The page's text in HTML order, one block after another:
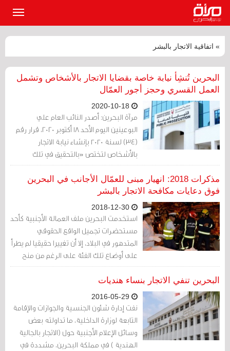
» اتفاقية الاتجار بالبشر
البحرين تُنشِأ نيابة خاصة بقضايا الاتجار بالأشخاص وتشمل
العمل القسري وحجز أجور العمّال
مرآة البحرين: أصدر النائب العام علي
البوعينين اليوم الأحد 18 أكتوبر 2020، قرار رقم
(34) لسنة ٢٠٢٠ بإنشاء نيابة الاتجار
بالأشخاص لتختص «بالتحقيق في تلك
النوعية من الجرائم المنصوص عليها في
القانون رقم (١) لسنة ٢٠٠٨ بشأن مكافحة
الاتجار بالأشخاص، وكذلك المرتبطة بها في أي
قانون آخر مثل العمل القسري وحجز الأجور».
مذكرات 2018: انهيار مبنى للعمّال الأجانب في البحرين
فوق دعايات مكافحة الاتجار بالبشر
استخدمت البحرين ملف العمالة الأجنبية كأحد
مستحضرات تجميل الواقع الحقوقي
المتدهور في البلاد، إلا أن تغييرا حقيقيا لم يطرأ
على أوضاع تلك الفئة على الرغم من منح
واشنطن حليفتها جائزة في هذا المجال.
البحرين تنفي الاتجار بنساء هنديات
نفت إدارة شئون الجنسية والجوازات والإقامة
التابعة لوزارة الداخلية، ما تداولته بعض
وسائل الإعلام الأجنبية حول (الاتجار بالجالية
الهندية ) في مملكة البحرين، مشددة في